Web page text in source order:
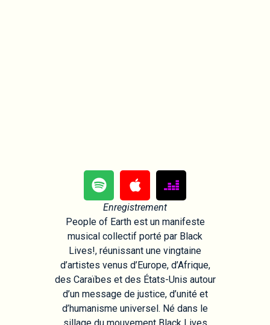
Enregistrement
People of Earth est un manifeste
musical collectif porté par Black
Lives!, réunissant une vingtaine
d’artistes venus d’Europe, d’Afrique,
des Caraïbes et des États-Unis autour
d’un message de justice, d’unité et
d’humanisme universel. Né dans le